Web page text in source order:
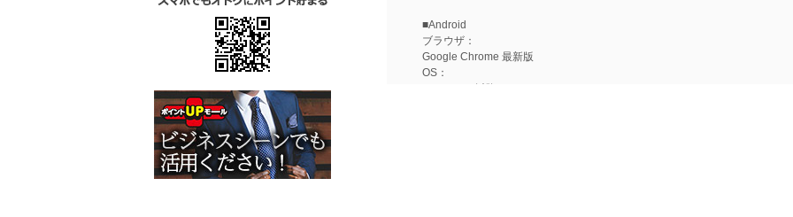
■Android
ブラウザ：
Google Chrome 最新版
OS：
Android 15以降